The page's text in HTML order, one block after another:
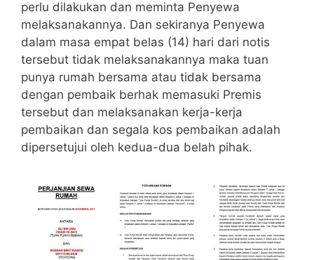
perlu dilakukan dan meminta Penyewa
melaksanakannya. Dan sekiranya Penyewa
dalam masa empat belas (14) hari dari notis
tersebut tidak melaksanakannya maka tuan
punya rumah bersama atau tidak bersama
dengan pembaik berhak memasuki Premis
tersebut dan melaksanakan kerja-kerja
pembaikan dan segala kos pembaikan adalah
dipersetujui oleh kedua-dua belah pihak.